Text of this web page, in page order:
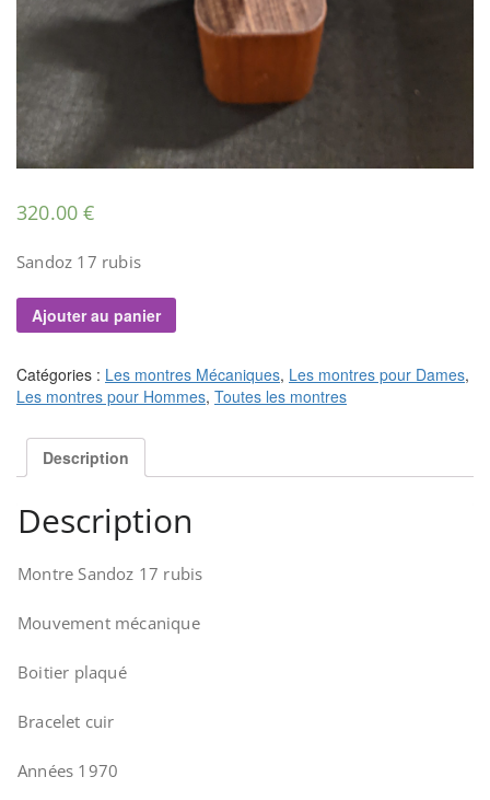
320.00€
Sandoz 17 rubis
Ajouter au panier
Catégories : Les montres Mécaniques, Les montres pour Dames,
Les montres pour Hommes, Toutes les montres
Description
Description
Montre Sandoz 17 rubis
Mouvement mécanique
Boitier plaqué
Bracelet cuir
Années 1970